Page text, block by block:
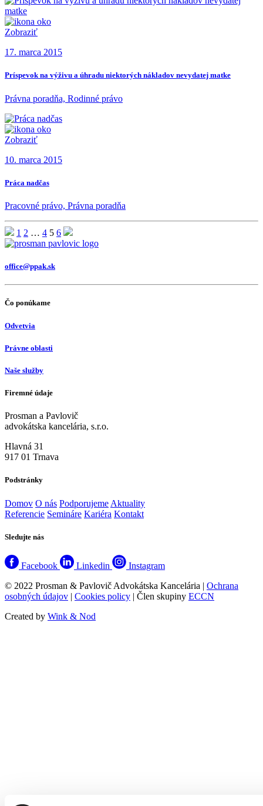
Zobraziť
17. marca 2015
Príspevok na výživu a úhradu niektorých nákladov nevydatej matke
Právna poradňa, Rodinné právo
Zobraziť
10. marca 2015
Práca nadčas
Pracovné právo, Právna poradňa
1 2 … 4 5 6
office@ppak.sk
Čo ponúkame
Odvetvia
Právne oblasti
Naše služby
Firemné údaje
Prosman a Pavlovič
advokátska kancelária, s.r.o.
Hlavná 31
917 01 Trnava
Podstránky
Domov O nás Podporujeme Aktuality
Referencie Semináre Kariéra Kontakt
Sledujte nás
Facebook Linkedin
Instagram
© 2022 Prosman & Pavlovič Advokátska Kancelária | Ochrana
osobných údajov | Cookies policy | Člen skupiny ECCN
Created by Wink & Nod